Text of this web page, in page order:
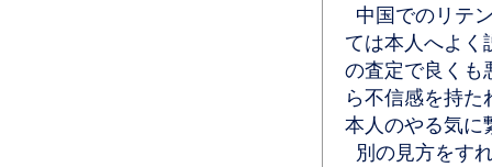
中国でのリテ
ては本人へよく
の査定で良くも
ら不信感を持
本人のやる気に
別の見方をす